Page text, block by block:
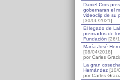
Daniel Cros
gobernaran el
videoclip de su
[30/06/2021]
El legado de
premiados de
Fundación [26/
María José
[08/04/2018]
por Carles
La gran
Hernández [10/
por Carles